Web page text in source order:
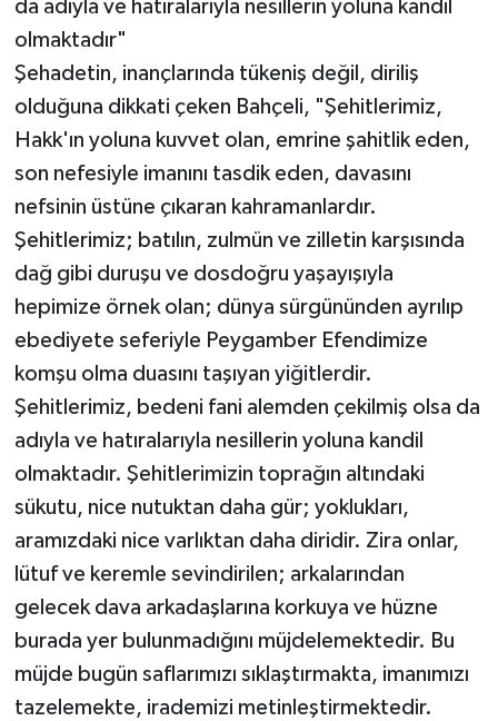
da adıyla ve hatıralarıyla nesillerin yoluna kandil
olmaktadır"
Şehadetin, inançlarında tükeniş değil, diriliş
olduğuna dikkati çeken Bahçeli, "Şehitlerimiz,
Hakk'ın yoluna kuvvet olan, emrine şahitlik eden,
son nefesiyle imanını tasdik eden, davasını
nefsinin üstüne çıkaran kahramanlardır.
Şehitlerimiz; batılın, zulmün ve zilletin karşısında
dağ gibi duruşu ve dosdoğru yaşayışıyla
hepimize örnek olan; dünya sürgününden ayrılıp
ebediyete seferiyle Peygamber Efendimize
komşu olma duasını taşıyan yiğitlerdir.
Şehitlerimiz, bedeni fani alemden çekilmiş olsa da
adıyla ve hatıralarıyla nesillerin yoluna kandil
olmaktadır. Şehitlerimizin toprağın altındaki
sükutu, nice nutuktan daha gür; yoklukları,
aramızdaki nice varlıktan daha diridir. Zira onlar,
lütuf ve keremle sevindirilen; arkalarından
gelecek dava arkadaşlarına korkuya ve hüzne
burada yer bulunmadığını müjdelemektedir. Bu
müjde bugün saflarımızı sıklaştırmakta, imanımızı
tazelemekte, irademizi metinleştirmektedir.